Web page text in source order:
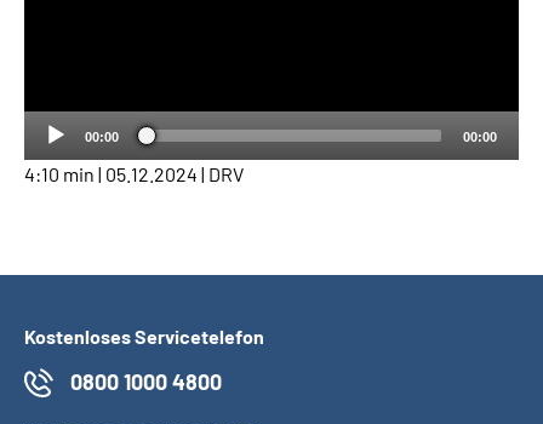
00:00 00:00
4:10 min | 05.12.2024 | DRV
Kostenloses Servicetelefon
0800 1000 4800